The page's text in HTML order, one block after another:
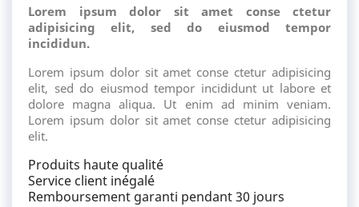
Lorem ipsum dolor sit amet conse ctetur
adipisicing elit, sed do eiusmod tempor
incididun.
Lorem ipsum dolor sit amet conse ctetur adipisicing
elit, sed do eiusmod tempor incididunt ut labore et
dolore magna aliqua. Ut enim ad minim veniam.
Lorem ipsum dolor sit amet conse ctetur adipisicing
elit.
Produits haute qualité
Service client inégalé
Remboursement garanti pendant 30 jours